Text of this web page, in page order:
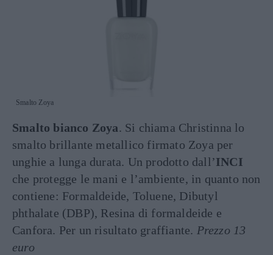
Smalto Zoya
Smalto bianco Zoya. Si chiama Christinna lo
smalto brillante metallico firmato Zoya per
unghie a lunga durata. Un prodotto dall’INCI
che protegge le mani e l’ambiente, in quanto non
contiene: Formaldeide, Toluene, Dibutyl
phthalate (DBP), Resina di formaldeide e
Canfora. Per un risultato graffiante. Prezzo 13
euro